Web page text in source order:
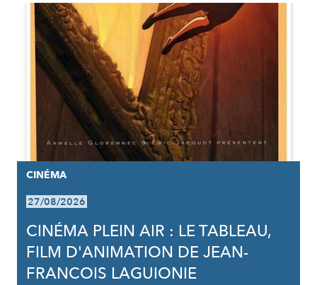
CINÉMA
27/08/2026
CINÉMA PLEIN AIR : LE TABLEAU,
FILM D'ANIMATION DE JEAN-
FRANCOIS LAGUIONIE